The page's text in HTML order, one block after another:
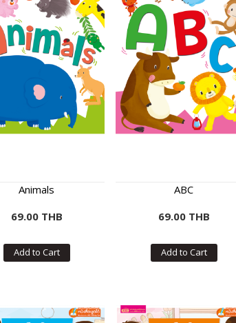
Animals
69.00 THB
Add to Cart
ABC
69.00 THB
Add to Cart